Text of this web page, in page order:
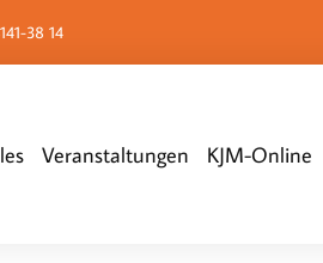
38 14
Veranstaltungen KJM-Online